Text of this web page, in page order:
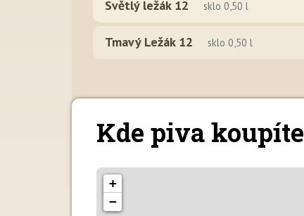
Světlý ležák 12 sklo 0,50 l
Tmavý Ležák 12 sklo 0,50 l
Kde piva koupíte
+
−